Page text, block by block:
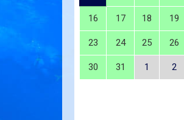
16 17 18 19
23 24 25 26
30 31 1 2